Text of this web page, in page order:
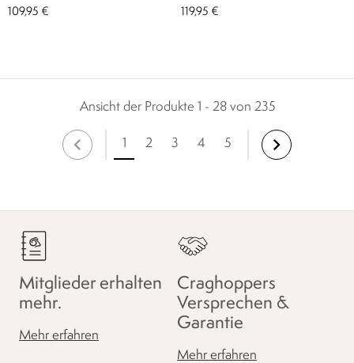
109,95 € 119,95 €
Ansicht der Produkte 1 - 28 von 235
1 2 3 4 5
Mitglieder erhalten
mehr.
Mehr erfahren
Craghoppers
Versprechen &
Garantie
Mehr erfahren